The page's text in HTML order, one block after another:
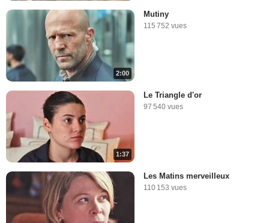
2:00
Mutiny
115 752 vues
1:37
Le Triangle d'or
97 540 vues
Les Matins merveilleux
110 153 vues